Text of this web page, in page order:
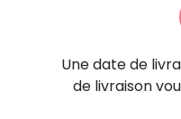
Une date de
de livraison